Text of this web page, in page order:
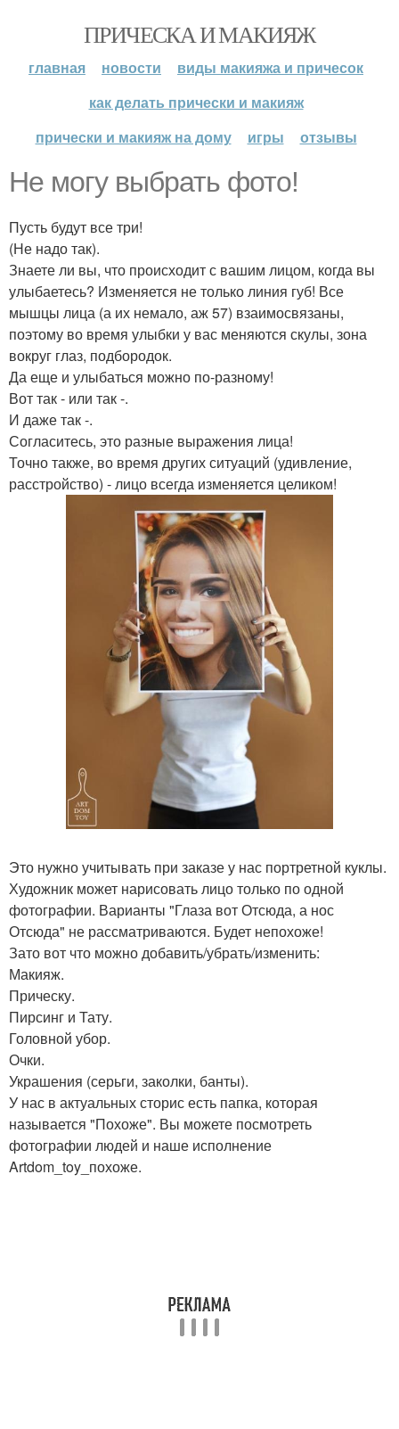
ПРИЧЕСКА И МАКИЯЖ
главная новости
виды макияжа и причесок
как делать прически и макияж
прически и макияж на дому
игры отзывы
Не могу выбрать фото!
Пусть будут все три!
(Не надо так).
Знаете ли вы, что происходит с вашим лицом, когда вы
улыбаетесь? Изменяется не только линия губ! Все
мышцы лица (а их немало, аж 57) взаимосвязаны,
поэтому во время улыбки у вас меняются скулы, зона
вокруг глаз, подбородок.
Да еще и улыбаться можно по-разному!
Вот так - или так -.
И даже так -.
Согласитесь, это разные выражения лица!
Точно также, во время других ситуаций (удивление,
расстройство) - лицо всегда изменяется целиком!
Это нужно учитывать при заказе у нас портретной куклы.
Художник может нарисовать лицо только по одной
фотографии. Варианты "Глаза вот Отсюда, а нос
Отсюда" не рассматриваются. Будет непохоже!
Зато вот что можно добавить/убрать/изменить:
Макияж.
Прическу.
Пирсинг и Тату.
Головной убор.
Очки.
Украшения (серьги, заколки, банты).
У нас в актуальных сторис есть папка, которая
называется "Похоже". Вы можете посмотреть
фотографии людей и наше исполнение
Artdom_toy_похоже.